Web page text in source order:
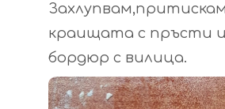
краищата с пръсти
бордюр с вилица.